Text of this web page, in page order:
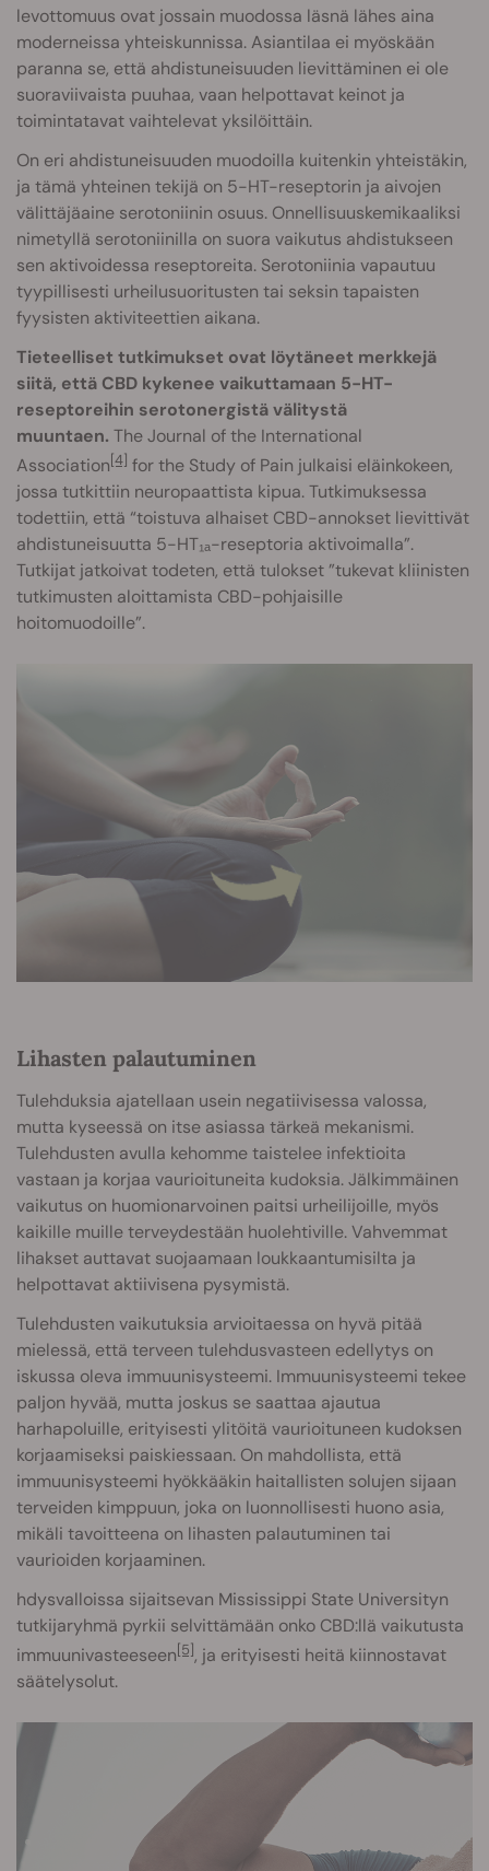
levottomuus ovat jossain muodossa läsnä lähes aina
moderneissa yhteiskunnissa. Asiantilaa ei myöskään
paranna se, että ahdistuneisuuden lievittäminen ei ole
suoraviivaista puuhaa, vaan helpottavat keinot ja
toimintatavat vaihtelevat yksilöittäin.
On eri ahdistuneisuuden muodoilla kuitenkin yhteistäkin,
ja tämä yhteinen tekijä on 5-HT-reseptorin ja aivojen
välittäjäaine serotoniinin osuus. Onnellisuuskemikaaliksi
nimetyllä serotoniinilla on suora vaikutus ahdistukseen
sen aktivoidessa reseptoreita. Serotoniinia vapautuu
tyypillisesti urheilusuoritusten tai seksin tapaisten
fyysisten aktiviteettien aikana.
Tieteelliset tutkimukset ovat löytäneet merkkejä
siitä, että CBD kykenee vaikuttamaan 5-HT-
reseptoreihin serotonergistä välitystä
muuntaen. The Journal of the International
Association[4] for the Study of Pain julkaisi eläinkokeen,
jossa tutkittiin neuropaattista kipua. Tutkimuksessa
todettiin, että “toistuva alhaiset CBD-annokset lievittivät
ahdistuneisuutta 5-HT₁ₐ-reseptoria aktivoimalla”.
Tutkijat jatkoivat todeten, että tulokset ”tukevat kliinisten
tutkimusten aloittamista CBD-pohjaisille
hoitomuodoille”.
Lihasten palautuminen
Tulehduksia ajatellaan usein negatiivisessa valossa,
mutta kyseessä on itse asiassa tärkeä mekanismi.
Tulehdusten avulla kehomme taistelee infektioita
vastaan ja korjaa vaurioituneita kudoksia. Jälkimmäinen
vaikutus on huomionarvoinen paitsi urheilijoille, myös
kaikille muille terveydestään huolehtiville. Vahvemmat
lihakset auttavat suojaamaan loukkaantumisilta ja
helpottavat aktiivisena pysymistä.
Tulehdusten vaikutuksia arvioitaessa on hyvä pitää
mielessä, että terveen tulehdusvasteen edellytys on
iskussa oleva immuunisysteemi. Immuunisysteemi tekee
paljon hyvää, mutta joskus se saattaa ajautua
harhapoluille, erityisesti ylitöitä vaurioituneen kudoksen
korjaamiseksi paiskiessaan. On mahdollista, että
immuunisysteemi hyökkääkin haitallisten solujen sijaan
terveiden kimppuun, joka on luonnollisesti huono asia,
mikäli tavoitteena on lihasten palautuminen tai
vaurioiden korjaaminen.
hdysvalloissa sijaitsevan Mississippi State Universityn
tutkijaryhmä pyrkii selvittämään onko CBD:llä vaikutusta
immuunivasteeseen[5], ja erityisesti heitä kiinnostavat
säätelysolut.